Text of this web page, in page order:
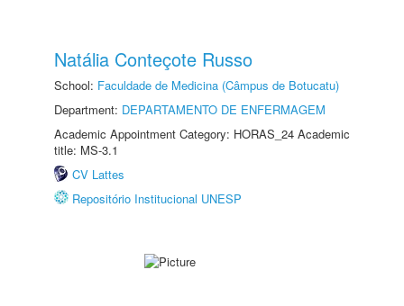
Natália Conteçote Russo
School: Faculdade de Medicina (Câmpus de Botucatu)
Department: DEPARTAMENTO DE ENFERMAGEM
Academic Appointment Category: HORAS_24 Academic
title: MS-3.1
CV Lattes
Repositório Institucional UNESP